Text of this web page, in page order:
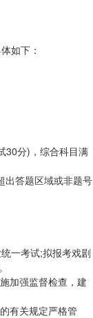
如下：
30分)，综合科目满
出答题区域或非题号
一考试;拟报考戏剧
加强监督检查，建
有关规定严格管